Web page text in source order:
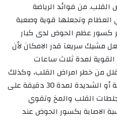
القلب. من فوائد الرياضة
العظام وتجعلها قوية وصعبة
كسور عظم الحوض لدى كبار
مشيك سريعآ قدر الامكان لأن
القوية لمدة ثلاث ساعات
من خطر امراض القلب، وكذلك
ممارسة التمارين المتوسطة أو الشديدة لمدة 30 دقيقة على
القلب والمخ وتقوي
الاصابة بكسور الحوض عند